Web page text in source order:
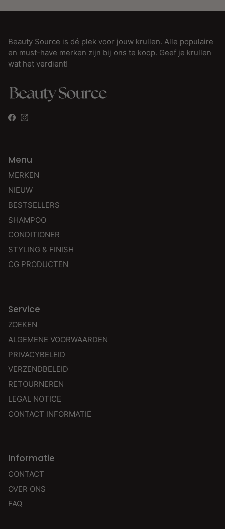
Beauty Source is dé plek voor jouw krullen. Alle populaire
en must-have merken zijn bij ons te koop. Geef je krullen
wat het verdient!
Facebook
Instagram
Menu
MERKEN
NIEUW
BESTSELLERS
SHAMPOO
CONDITIONER
STYLING & FINISH
CG PRODUCTEN
Service
ZOEKEN
ALGEMENE VOORWAARDEN
PRIVACYBELEID
VERZENDBELEID
RETOURNEREN
LEGAL NOTICE
CONTACT INFORMATIE
Informatie
CONTACT
OVER ONS
FAQ